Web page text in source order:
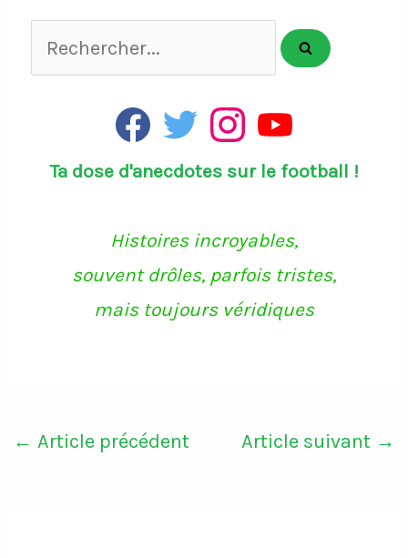
Rechercher...
F
a
e
T
t
I
n
t
m
Y
T
Ta dose d'anecdotes sur le football !
Histoires incroyables,
souvent drôles, parfois tristes,
mais toujours véridiques
← Article précédent Article suivant →